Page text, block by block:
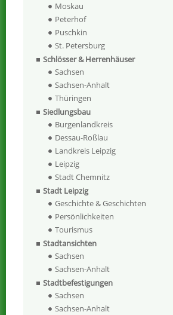
Moskau
Peterhof
Puschkin
St. Petersburg
Schlösser & Herrenhäuser
Sachsen
Sachsen-Anhalt
Thüringen
Siedlungsbau
Burgenlandkreis
Dessau-Roßlau
Landkreis Leipzig
Leipzig
Stadt Chemnitz
Stadt Leipzig
Geschichte & Geschichten
Persönlichkeiten
Tourismus
Stadtansichten
Sachsen
Sachsen-Anhalt
Stadtbefestigungen
Sachsen
Sachsen-Anhalt